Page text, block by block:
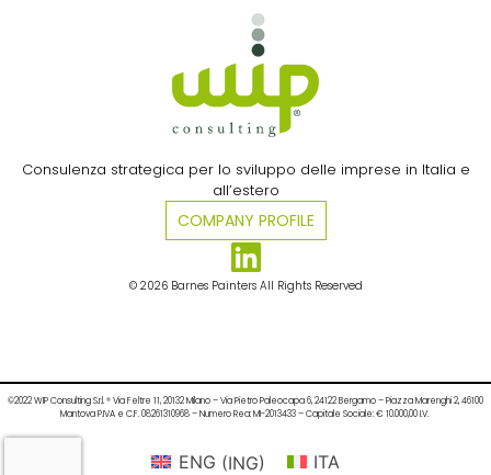
Consulenza strategica per lo sviluppo delle imprese in Italia e
all’estero​
COMPANY PROFILE
© 2026 Barnes Painters All Rights Reserved
©2022 WIP Consulting S.r.l. ® Via Feltre 11, 20132 Milano – Via Pietro Paleocapa 6, 24122 Bergamo – Piazza Marenghi 2, 46100
Mantova P.IVA e C.F. 08261310968 – Numero Rea: MI-2013433 – Capitale Sociale: € 10.000,00 I.V.
ENG (ING) ITA